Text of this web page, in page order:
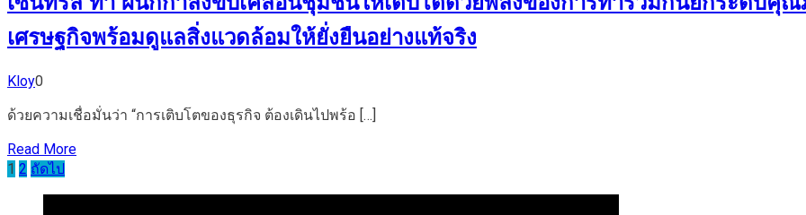
เศรษฐกิจพร้อมดูแลสิ่งแวดล้อมให้ยั่งยืนอย่างแท้จริง
Kloy0
ด้วยความเชื่อมั่นว่า “การเติบโตของธุรกิจ ต้องเดินไปพร้อ […]
Read More
Posts
pagination
1 2 ถัดไป